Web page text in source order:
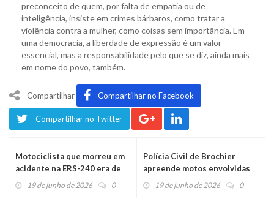
preconceito de quem, por falta de empatia ou de
inteligência, insiste em crimes bárbaros, como tratar a
violência contra a mulher, como coisas sem importância. Em
uma democracia, a liberdade de expressão é um valor
essencial, mas a responsabilidade pelo que se diz, ainda mais
em nome do povo, também.
Compartilhar Compartilhar no Facebook
Compartilhar no Twitter
Motociclista que morreu em
acidente na ERS-240 era de
Montenegro
19 de junho de 2026 0
Polícia Civil de Brochier
apreende motos envolvidas
em racha
19 de junho de 2026 0